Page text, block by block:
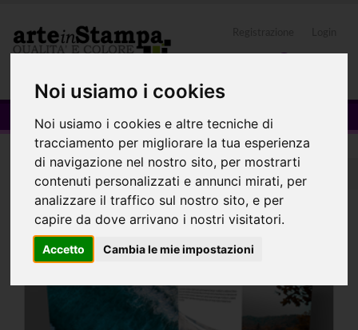
Noi usiamo i cookies
Noi usiamo i cookies e altre tecniche di
tracciamento per migliorare la tua esperienza
di navigazione nel nostro sito, per mostrarti
contenuti personalizzati e annunci mirati, per
analizzare il traffico sul nostro sito, e per
capire da dove arrivano i nostri visitatori.
Accetto Cambia le mie impostazioni
Spirale Metallica
RIVISTE LIBRE E CATALOGHI Spirale Metallica